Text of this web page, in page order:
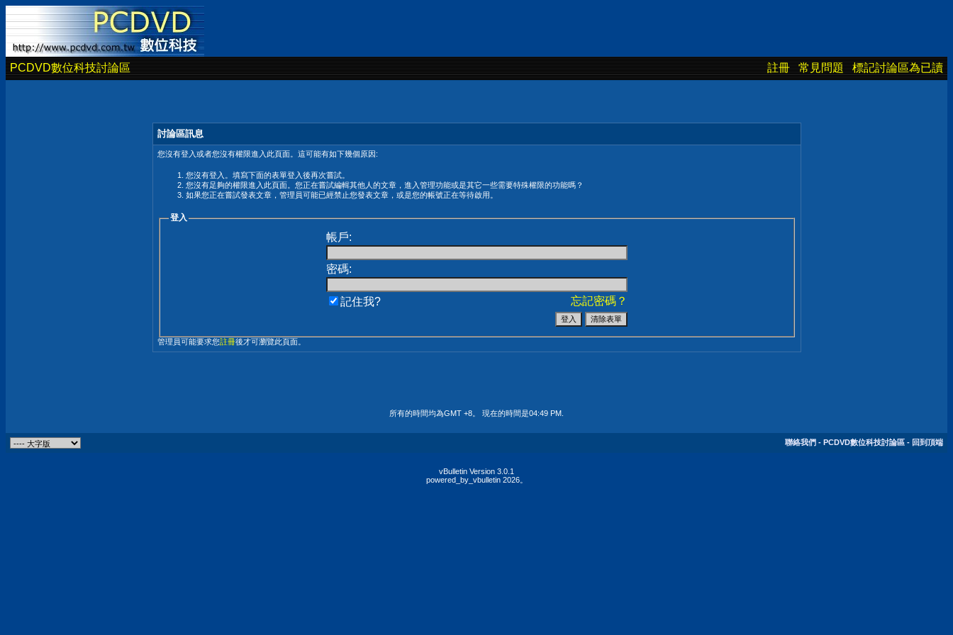
PCDVD數位科技討論區 註冊 常見問題 標記討論區為已讀
討論區訊息
您沒有登入或者您沒有權限進入此頁面。這可能有如下幾個原因:
您沒有登入。填寫下面的表單登入後再次嘗試。
您沒有足夠的權限進入此頁面。您正在嘗試編輯其他人的文章，進入管理功能或是其它一些需要特殊權限的功能嗎？
如果您正在嘗試發表文章，管理員可能已經禁止您發表文章，或是您的帳號正在等待啟用。
登入
帳戶:
密碼:
忘記密碼？
記住我?
管理員可能要求您註冊後才可瀏覽此頁面。
所有的時間均為GMT +8。 現在的時間是04:49 PM
聯絡我們 - PCDVD數位科技討論區 - 回到頂端
vBulletin Version 3.0.1
powered_by_vbulletin 2026。